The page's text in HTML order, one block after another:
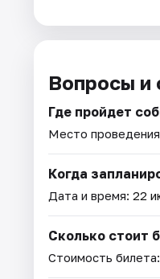
Вопросы и
Где пройдет
Место
Когда
Дата и время: 22
Сколько стоит
Стоимость